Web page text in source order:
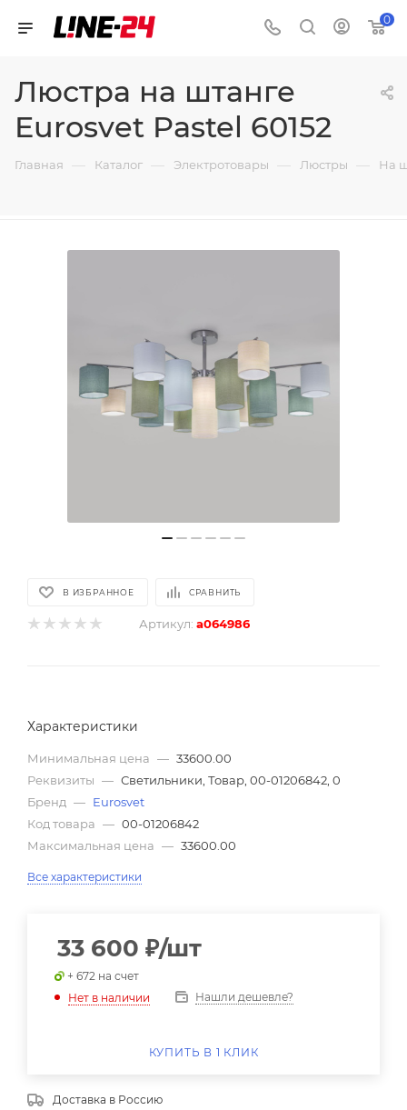
0
Люстра на штанге
Eurosvet Pastel 60152
Главная — Каталог — Электротовары — Люстры — На
В ИЗБРАННОЕ СРАВНИТЬ
Артикул: a064986
Характеристики
Минимальная цена — 33600.00
Реквизиты — Светильники, Товар, 00-01206842, 0
Бренд — Eurosvet
Код товара — 00-01206842
Максимальная цена — 33600.00
Все характеристики
33 600 ₽/шт
+ 672 на счет
Нет в наличии
Нашли дешевле?
КУПИТЬ В 1 КЛИК
Доставка в Россию